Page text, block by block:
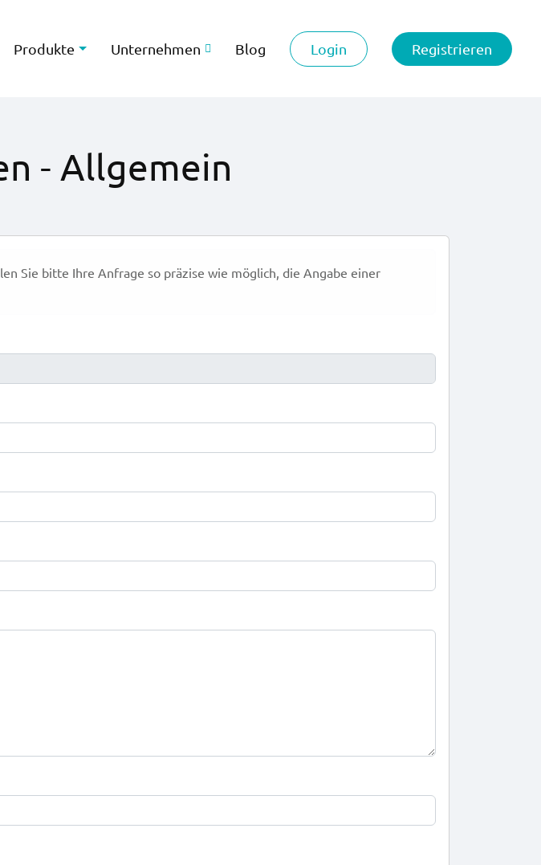
Produkte Unternehmen Blog Login Registrieren
- Allgemein
Sie bitte Ihre Anfrage so präzise wie möglich, die Angabe einer